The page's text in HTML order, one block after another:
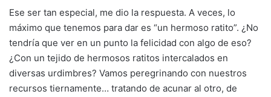
Ese ser tan especial, me dio la respuesta. A veces, lo
máximo que tenemos para dar es “un hermoso ratito”. ¿No
tendría que ver en un punto la felicidad con algo de eso?
¿Con un tejido de hermosos ratitos intercalados en
diversas urdimbres? Vamos peregrinando con nuestros
recursos tiernamente… tratando de acunar al otro, de